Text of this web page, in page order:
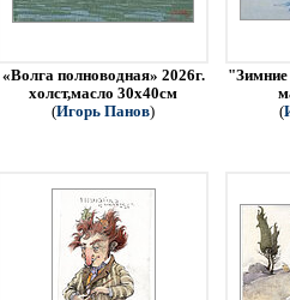
«Волга полноводная» 2026г.
холст,масло 30х40см
(Игорь Панов)
"Зимние
(